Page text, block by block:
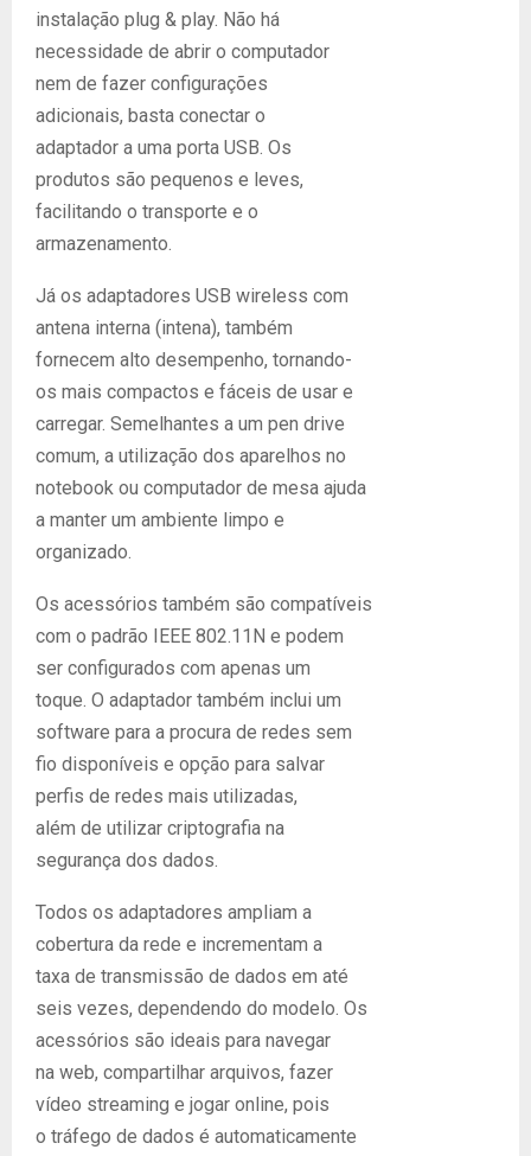
instalação plug & play. Não há
necessidade de abrir o computador
nem de fazer configurações
adicionais, basta conectar o
adaptador a uma porta USB. Os
produtos são pequenos e leves,
facilitando o transporte e o
armazenamento.
Já os adaptadores USB wireless com
antena interna (intena), também
fornecem alto desempenho, tornando-
os mais compactos e fáceis de usar e
carregar. Semelhantes a um pen drive
comum, a utilização dos aparelhos no
notebook ou computador de mesa ajuda
a manter um ambiente limpo e
organizado.
Os acessórios também são compatíveis
com o padrão IEEE 802.11N e podem
ser configurados com apenas um
toque. O adaptador também inclui um
software para a procura de redes sem
fio disponíveis e opção para salvar
perfis de redes mais utilizadas,
além de utilizar criptografia na
segurança dos dados.
Todos os adaptadores ampliam a
cobertura da rede e incrementam a
taxa de transmissão de dados em até
seis vezes, dependendo do modelo. Os
acessórios são ideais para navegar
na web, compartilhar arquivos, fazer
vídeo streaming e jogar online, pois
o tráfego de dados é automaticamente